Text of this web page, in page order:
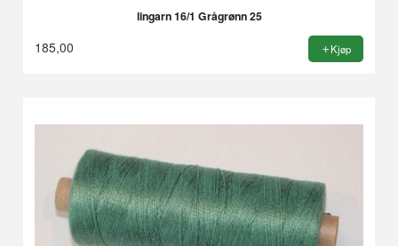
lingarn 16/1 Grågrønn 25
185,00 Kjøp